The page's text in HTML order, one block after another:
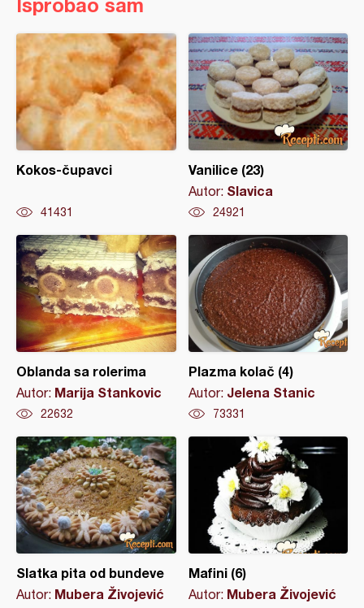
Isprobao sam
Kokos-čupavci
41431
Vanilice (23)
Autor: Slavica
24921
Oblanda sa rolerima
Autor: Marija Stankovic
22632
Plazma kolač (4)
Autor: Jelena Stanic
73331
Slatka pita od bundeve
Autor: Mubera Živojević
Mafini (6)
Autor: Mubera Živojević